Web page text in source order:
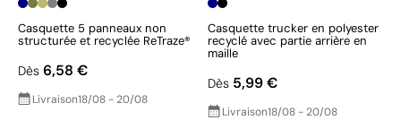
Casquette 5 panneaux non
structurée et recyclée ReTraze®
Dès 6,58 €
Livraison18/08 - 20/08
Casquette trucker en polyester
recyclé avec partie arrière en
maille
Dès 5,99 €
Livraison18/08 - 20/08